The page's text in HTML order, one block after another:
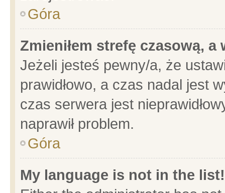
Góra
Zmieniłem strefę czasową,
Jeżeli jesteś pewny/a, że
prawidłowo, a czas nadal jest
czas serwera jest
naprawił problem.
Góra
My language is not in the list!